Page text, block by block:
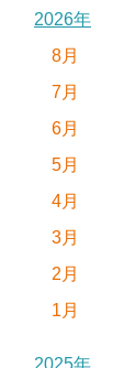
2026年
8月
7月
6月
5月
4月
3月
2月
1月